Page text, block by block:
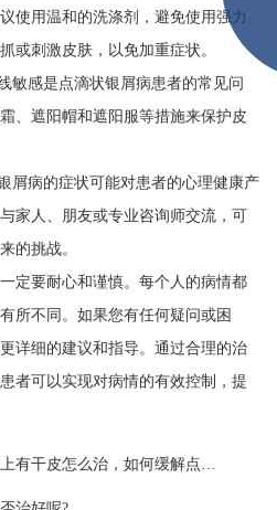
使用温和的洗涤剂，避免使用强力
或刺激皮肤，以免加重症状。
感是点滴状银屑病患者的常见问
、遮阳帽和遮阳服等措施来保护皮
病的症状可能对患者的心理健康产
家人、朋友或专业咨询师交流，可
的挑战。
要耐心和谨慎。每个人的病情都
所不同。如果您有任何疑问或困
详细的建议和指导。通过合理的治
者可以实现对病情的有效控制，提
点滴型银屑病头上脸上有干皮怎么治，如何缓解点滴型银屑病头上脸上干皮